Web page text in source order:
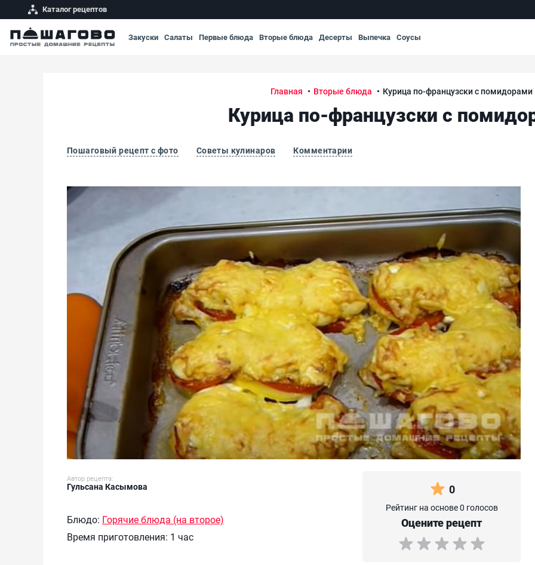
Каталог рецептов
Закуски Салаты Первые блюда Вторые блюда Десерты Выпечка Соусы
Главная Вторые блюда Курица по-французски с помидорами
Курица по-французски с
Пошаговый рецепт с фото Советы кулинаров Комментарии
Курица по-французски с помидорами
Автор рецепта:
Гульсана Касымова
Блюдо: Горячие блюда (на второе)
Время приготовления: 1 час
0
Рейтинг на основе 0 голосов
Оцените рецепт